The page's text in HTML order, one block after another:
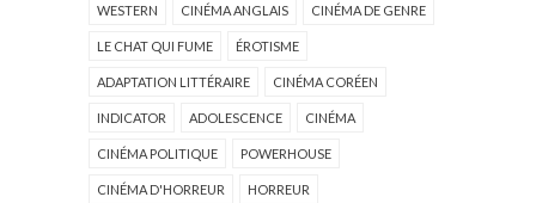
WESTERN CINÉMA ANGLAIS CINÉMA DE GENRE
LE CHAT QUI FUME ÉROTISME
ADAPTATION LITTÉRAIRE CINÉMA CORÉEN
INDICATOR ADOLESCENCE CINÉMA
CINÉMA POLITIQUE POWERHOUSE
CINÉMA D'HORREUR HORREUR